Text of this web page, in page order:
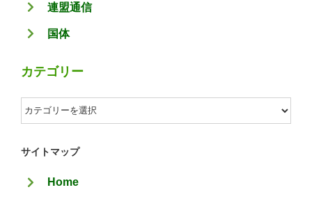
連盟通信
国体
カテゴリー
カ
テ
ゴ
ー
サイトマップ
Home